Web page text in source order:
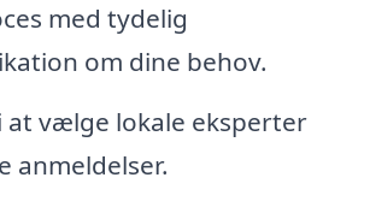
med tydelig
om dine behov.
at vælge lokale eksperter
anmeldelser.